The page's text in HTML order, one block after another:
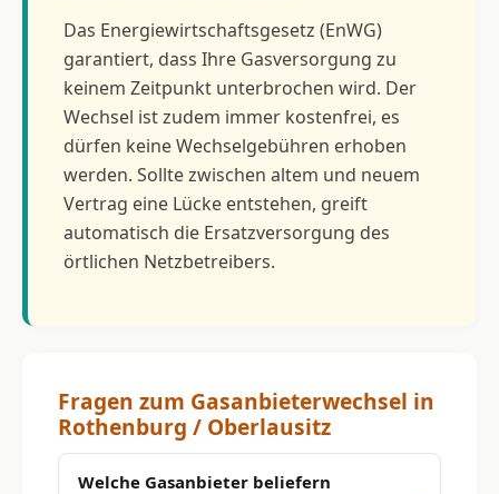
Das Energiewirtschaftsgesetz (EnWG)
garantiert, dass Ihre Gasversorgung zu
keinem Zeitpunkt unterbrochen wird. Der
Wechsel ist zudem immer kostenfrei, es
dürfen keine Wechselgebühren erhoben
werden. Sollte zwischen altem und neuem
Vertrag eine Lücke entstehen, greift
automatisch die Ersatzversorgung des
örtlichen Netzbetreibers.
Fragen zum Gasanbieterwechsel in
Rothenburg / Oberlausitz
Welche Gasanbieter beliefern